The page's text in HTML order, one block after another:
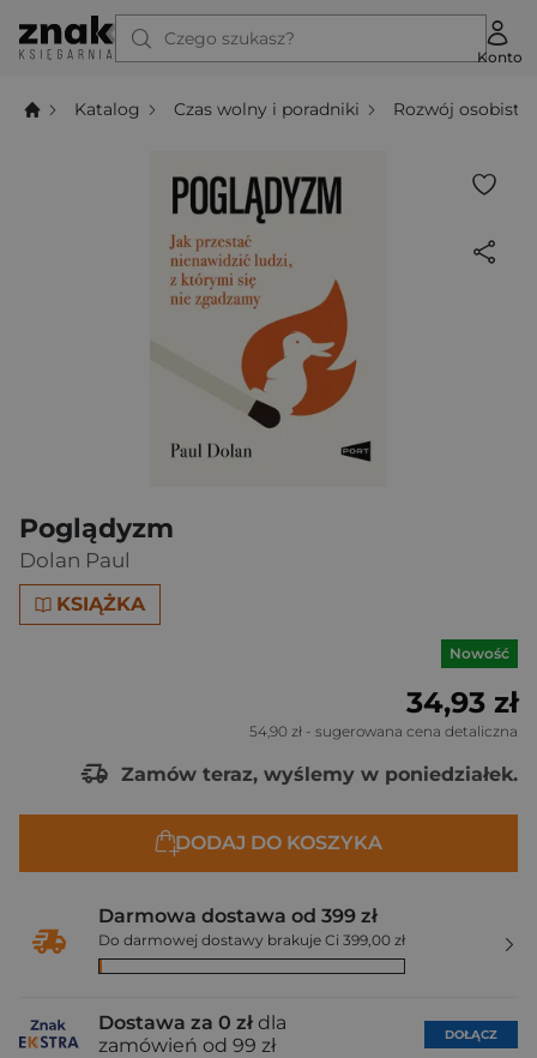
Czego szukasz?
Konto
Katalog Czas wolny i poradniki Rozwój osobisty
Poglądyzm
Dolan Paul
KSIĄŻKA
Nowość
34,93 zł
54,90 zł - sugerowana cena detaliczna
Zamów teraz, wyślemy w poniedziałek.
DODAJ DO KOSZYKA
Darmowa dostawa od 399 zł
Do darmowej dostawy brakuje Ci 399,00 zł
Dostawa za 0 zł dla
zamówień od 99 zł
DOŁĄCZ